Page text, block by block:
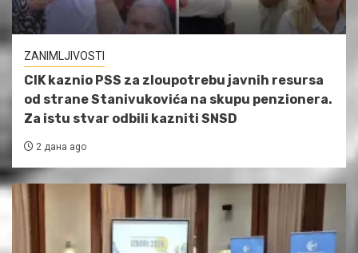
ZANIMLJIVOSTI
CIK kaznio PSS za zloupotrebu javnih resursa
od strane Stanivukovića na skupu penzionera.
Za istu stvar odbili kazniti SNSD
2 дана ago